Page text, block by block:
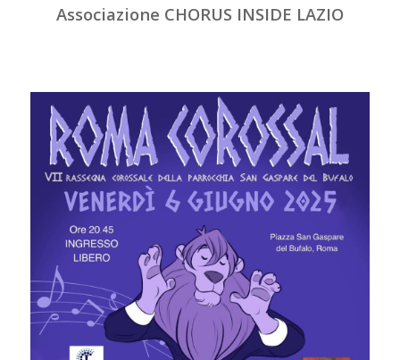
Associazione CHORUS INSIDE LAZIO